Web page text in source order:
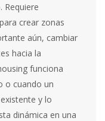
Requiere
crear zonas
aún, cambiar
hacia la
funciona
o cuando un
y lo
dinámica en una